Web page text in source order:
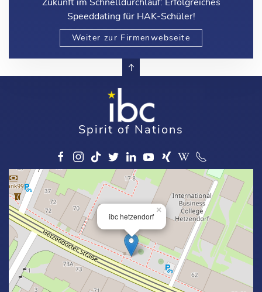
Speeddating für HAK-Schüler!
Weiter zur Firmenwebseite
Spirit of Nations
ibc hetzendorf
×